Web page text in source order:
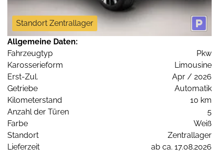
Standort Zentrallager
Allgemeine Daten:
Fahrzeugtyp
Pkw
Karosserieform
Limousine
Erst-Zul.
Apr / 2026
Getriebe
Automatik
Kilometerstand
10 km
Anzahl der Türen
5
Farbe
Weiß
Standort
Zentrallager
Lieferzeit
ab ca. 17.08.2026